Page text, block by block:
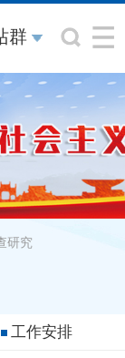
群
研究
工作安排